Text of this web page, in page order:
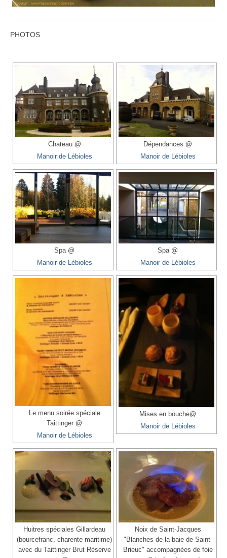
PHOTOS
Chateau @
Manoir de Lébioles
Dépendances @
Manoir de Lébioles
Spa @
Manoir de Lébioles
Spa @
Manoir de Lébioles
Le menu soirée spéciale
Taittinger @
Manoir de Lébioles
Mises en bouche@
Manoir de Lébioles
Huitres spéciales Gillardeau
(bourcefranc, charente-maritime)
avec du Taittinger Brut Réserve
Noix de Saint-Jacques
"Blanches de la baie de Saint-
Brieuc" accompagnées de foie